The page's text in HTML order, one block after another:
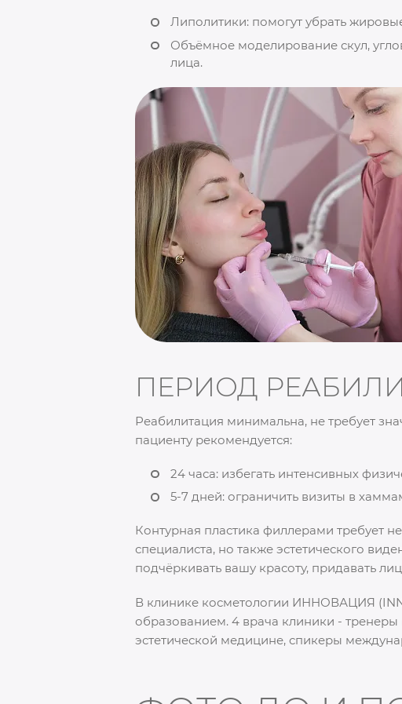
Липолитики: помогут убрать
Объёмное моделирование скул,
лица.
ПЕРИОД
Реабилитация минимальна, не требует
пациенту рекомендуется:
24 часа: избегать интенсивных
5-7 дней: ограничить визиты в
Контурная пластика филлерами требует
специалиста, но также эстетического
подчёркивать вашу красоту, придавать
В клинике косметологии ИННОВАЦИЯ
образованием. 4 врача клиники -
эстетической медицине, спикеры